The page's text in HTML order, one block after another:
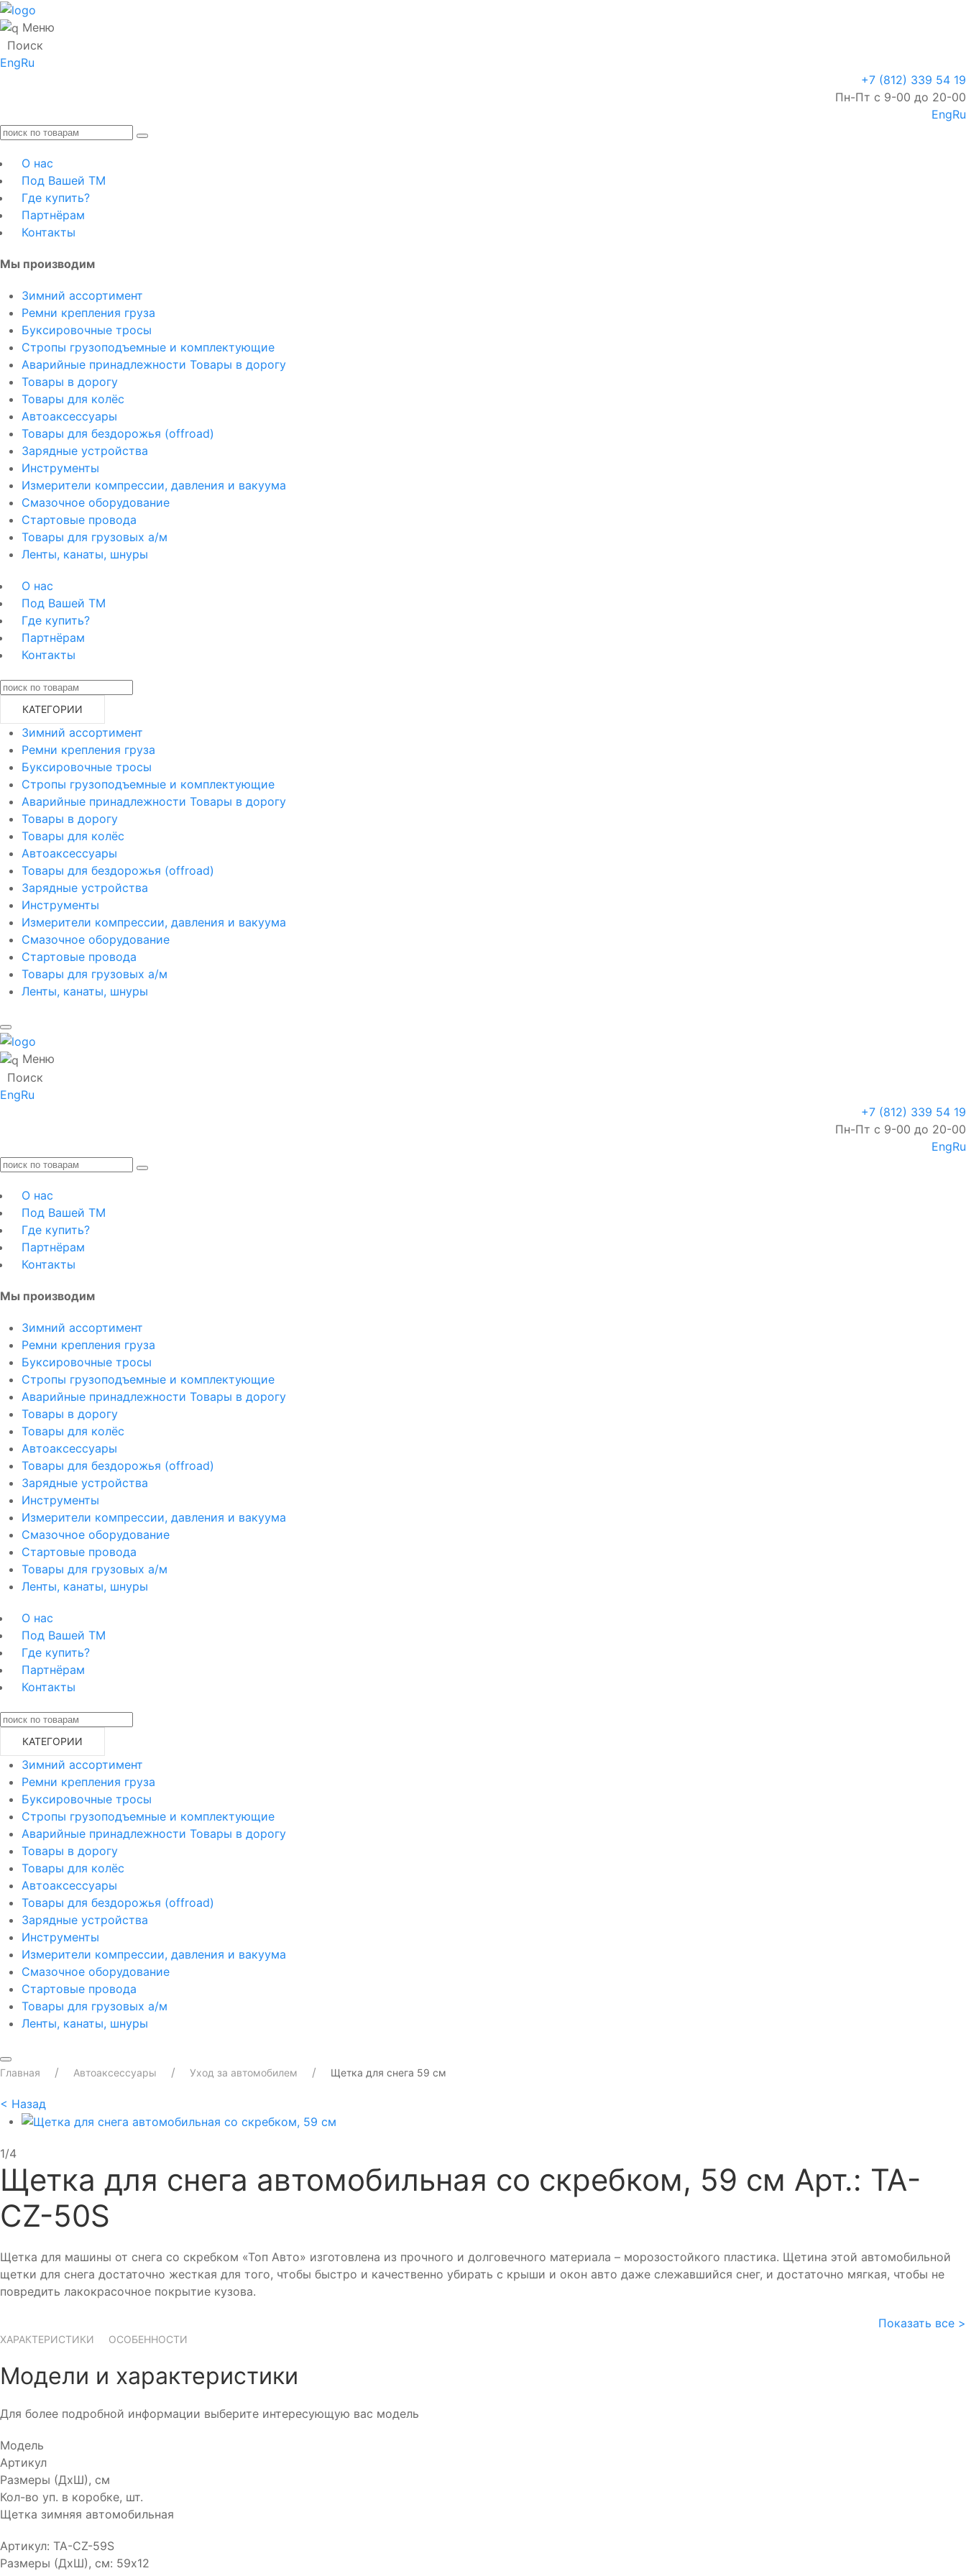
Меню
Поиск
EngRu
+7 (812) 339 54 19
Пн-Пт с 9-00 до 20-00
EngRu
О нас
Под Вашей ТМ
Где купить?
Партнёрам
Контакты
Мы производим
Зимний ассортимент
Ремни крепления груза
Буксировочные тросы
Стропы грузоподъемные и комплектующие
Аварийные принадлежности Товары в дорогу
Товары в дорогу
Товары для колёс
Автоаксессуары
Товары для бездорожья (offroad)
Зарядные устройства
Инструменты
Измерители компрессии, давления и вакуума
Смазочное оборудование
Стартовые провода
Товары для грузовых а/м
Ленты, канаты, шнуры
О нас
Под Вашей ТМ
Где купить?
Партнёрам
Контакты
КАТЕГОРИИ
Зимний ассортимент
Ремни крепления груза
Буксировочные тросы
Стропы грузоподъемные и комплектующие
Аварийные принадлежности Товары в дорогу
Товары в дорогу
Товары для колёс
Автоаксессуары
Товары для бездорожья (offroad)
Зарядные устройства
Инструменты
Измерители компрессии, давления и вакуума
Смазочное оборудование
Стартовые провода
Товары для грузовых а/м
Ленты, канаты, шнуры
Меню
Поиск
EngRu
+7 (812) 339 54 19
Пн-Пт с 9-00 до 20-00
EngRu
О нас
Под Вашей ТМ
Где купить?
Партнёрам
Контакты
Мы производим
Зимний ассортимент
Ремни крепления груза
Буксировочные тросы
Стропы грузоподъемные и комплектующие
Аварийные принадлежности Товары в дорогу
Товары в дорогу
Товары для колёс
Автоаксессуары
Товары для бездорожья (offroad)
Зарядные устройства
Инструменты
Измерители компрессии, давления и вакуума
Смазочное оборудование
Стартовые провода
Товары для грузовых а/м
Ленты, канаты, шнуры
О нас
Под Вашей ТМ
Где купить?
Партнёрам
Контакты
КАТЕГОРИИ
Зимний ассортимент
Ремни крепления груза
Буксировочные тросы
Стропы грузоподъемные и комплектующие
Аварийные принадлежности Товары в дорогу
Товары в дорогу
Товары для колёс
Автоаксессуары
Товары для бездорожья (offroad)
Зарядные устройства
Инструменты
Измерители компрессии, давления и вакуума
Смазочное оборудование
Стартовые провода
Товары для грузовых а/м
Ленты, канаты, шнуры
Главная Автоаксессуары Уход за автомобилем Щетка для снега 59 см
< Назад
1/4
Щетка для снега автомобильная со скребком, 59 см Арт.: TA-
CZ-50S
Щетка для машины от снега со скребком «Топ Авто» изготовлена из прочного и долговечного материала – морозостойкого пластика. Щетина этой автомобильной
щетки для снега достаточно жесткая для того, чтобы быстро и качественно убирать с крыши и окон авто даже слежавшийся снег, и достаточно мягкая, чтобы не
повредить лакокрасочное покрытие кузова.
Показать все >
ХАРАКТЕРИСТИКИ ОСОБЕННОСТИ
Модели и характеристики
Для более подробной информации выберите интересующую вас модель
Модель
Артикул
Размеры (ДхШ), см
Кол-во уп. в коробке, шт.
Щетка зимняя автомобильная
Артикул: TA-CZ-59S
Размеры (ДхШ), см: 59х12